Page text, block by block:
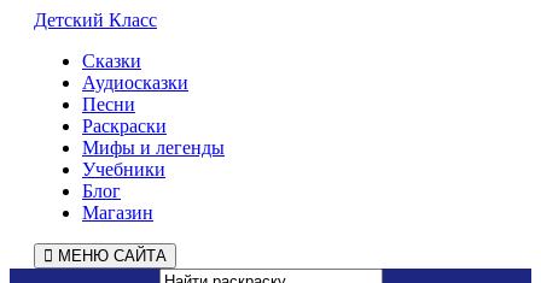
Детский Класс
Сказки
Аудиосказки
Песни
Раскраски
Мифы и легенды
Учебники
Блог
Магазин
МЕНЮ САЙТА